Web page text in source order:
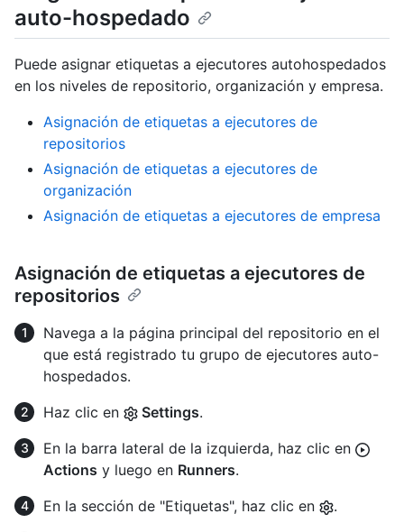
auto-hospedado
Puede asignar etiquetas a ejecutores autohospedados
en los niveles de repositorio, organización y empresa.
Asignación de etiquetas a ejecutores de
repositorios
Asignación de etiquetas a ejecutores de
organización
Asignación de etiquetas a ejecutores de empresa
Asignación de etiquetas a ejecutores de
repositorios
Navega a la página principal del repositorio en el
que está registrado tu grupo de ejecutores auto-
hospedados.
Haz clic en
Settings.
En la barra lateral de la izquierda, haz clic en
Actions y luego en Runners.
En la sección de "Etiquetas", haz clic en
.